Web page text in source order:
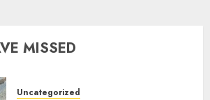
MISSED
Uncategorized